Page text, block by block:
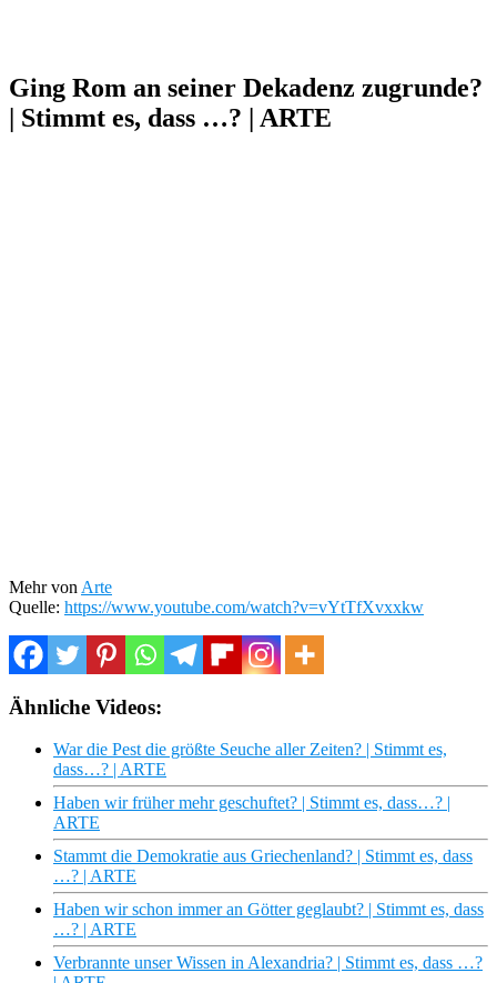
Ging Rom an seiner Dekadenz zugrunde?
| Stimmt es, dass …? | ARTE
Mehr von Arte
Quelle: https://www.youtube.com/watch?v=vYtTfXvxxkw
Ähnliche Videos:
War die Pest die größte Seuche aller Zeiten? | Stimmt es,
dass…? | ARTE
Haben wir früher mehr geschuftet? | Stimmt es, dass…? |
ARTE
Stammt die Demokratie aus Griechenland? | Stimmt es, dass
…? | ARTE
Haben wir schon immer an Götter geglaubt? | Stimmt es, dass
…? | ARTE
Verbrannte unser Wissen in Alexandria? | Stimmt es, dass …?